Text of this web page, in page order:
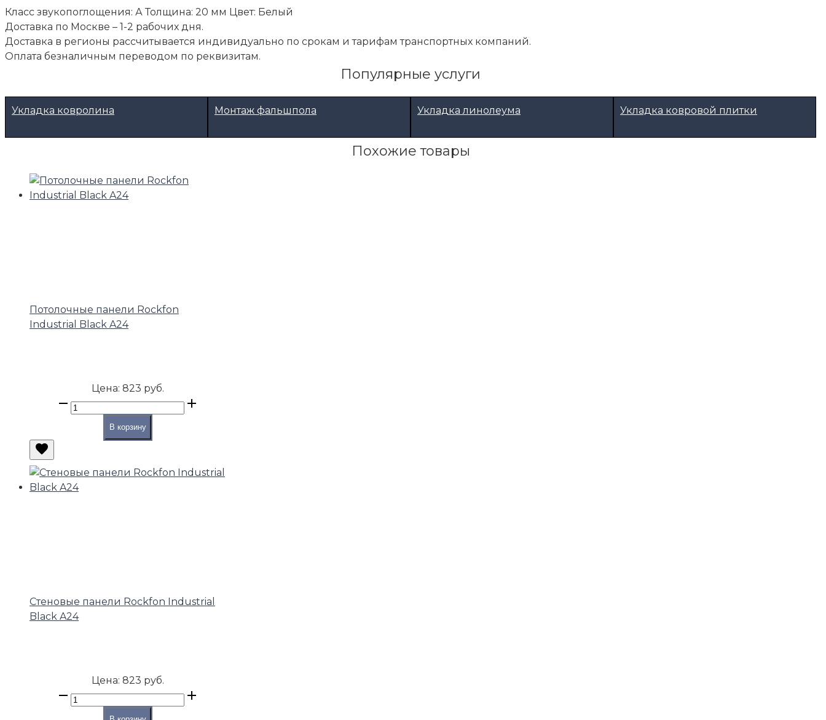
Класс звукопоглощения: А Толщина: 20 мм Цвет: Белый
Доставка по Москве – 1-2 рабочих дня.
Доставка в регионы рассчитывается индивидуально по срокам и тарифам транспортных компаний.
Оплата безналичным переводом по реквизитам.
Популярные услуги
Укладка ковролина Монтаж фальшпола Укладка линолеума Укладка ковровой плитки
Похожие товары
Потолочные панели Rockfon
Industrial Black A24
Цена: 823 руб.
В корзину
Стеновые панели Rockfon Industrial
Black A24
Цена: 823 руб.